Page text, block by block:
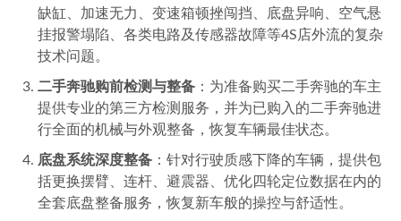
缺缸、加速无力、变速箱顿挫闯挡、底盘异响、空气悬
挂报警塌陷、各类电路及传感器故障等4S店外流的复杂
技术问题。
二手奔驰购前检测与整备 ：为准备购买二手奔驰的车主
提供专业的第三方检测服务，并为已购入的二手奔驰进
行全面的机械与外观整备，恢复车辆最佳状态。
底盘系统深度整备 ：针对行驶质感下降的车辆，提供包
括更换摆臂、连杆、避震器、优化四轮定位数据在内的
全套底盘整备服务，恢复新车般的操控与舒适性。